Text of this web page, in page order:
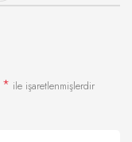
* ile işaretlenmişlerdir